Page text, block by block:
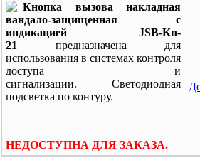
Кнопка вызова накладная
вандало-защищенная c
индикацией JSB-Kn-
21 предназначена для
использования в системах контроля
доступа и
сигнализации. Светодиодная
подсветка по контуру.
НЕДОСТУПНА ДЛЯ ЗАКАЗА.